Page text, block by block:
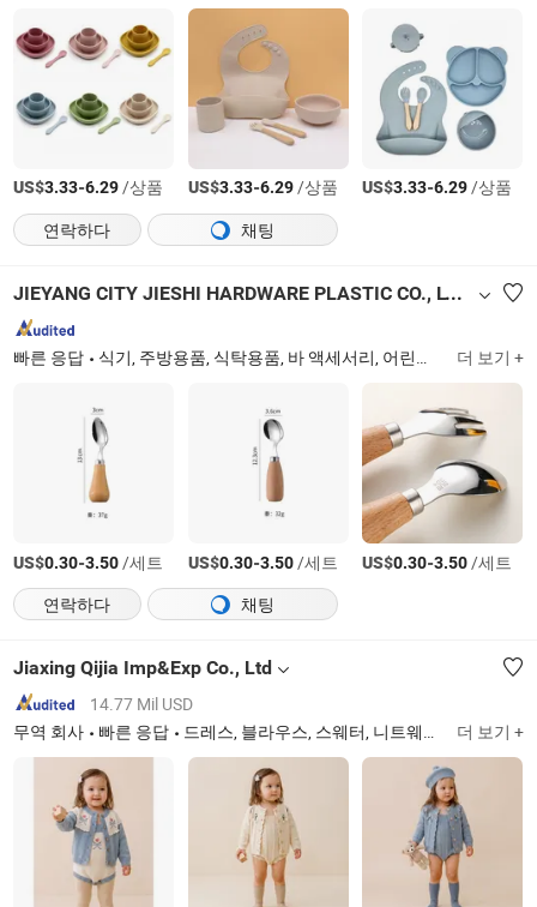
US$3.33-6.29/상품 US$3.33-6.29/상품 US$3.33-6.29/상품
연락하다
채팅
JIEYANG CITY JIESHI HARDWARE PLASTIC CO., LTD.
빠른 응답 식기, 주방용품, 식탁용품, 바 액세서리, 어린이 식기, 주방 도구, 베이킹 용품, 식사 용기, 저녁 세트, 주방 도구 더 보기 +
US$0.30-3.50/세트 US$0.30-3.50/세트 US$0.30-3.50/세트
연락하다
채팅
Jiaxing Qijia Imp&Exp Co., Ltd
14.77 Mil USD
무역 회사
빠른 응답 드레스, 블라우스, 스웨터, 니트웨어, 바지, 직물 더 보기 +